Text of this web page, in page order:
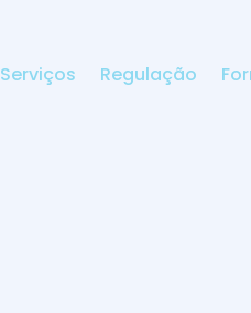
Serviços Regulação